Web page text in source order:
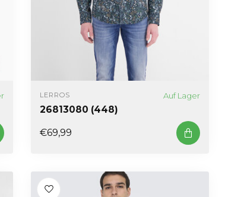
LERROS Auf Lager
26813080 (448)
€69,99